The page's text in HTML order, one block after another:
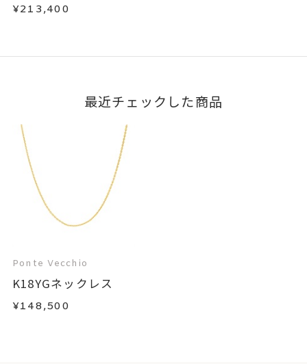
¥213,400
最近チェックした商品
Ponte Vecchio
K18YGネックレス
¥148,500